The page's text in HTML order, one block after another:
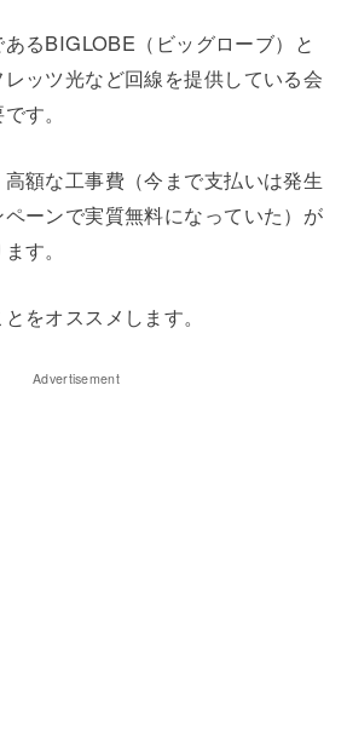
るBIGLOBE（ビッグローブ）と
ッツ光など回線を提供している会
す。
額な工事費（今まで支払いは発生
ーンで実質無料になっていた）が
す。
をオススメします。
Advertisement